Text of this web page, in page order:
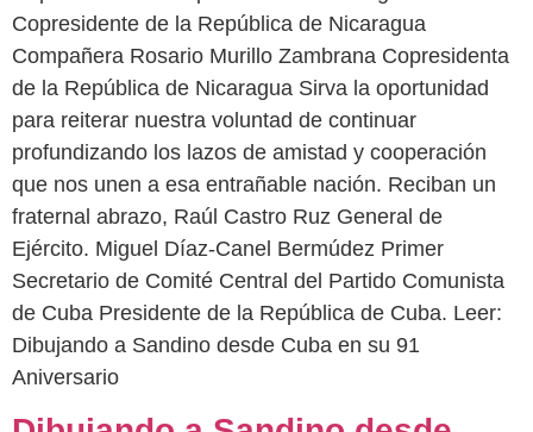
Copresidente de la República de Nicaragua
Compañera Rosario Murillo Zambrana Copresidenta
de la República de Nicaragua Sirva la oportunidad
para reiterar nuestra voluntad de continuar
profundizando los lazos de amistad y cooperación
que nos unen a esa entrañable nación. Reciban un
fraternal abrazo, Raúl Castro Ruz General de
Ejército. Miguel Díaz-Canel Bermúdez Primer
Secretario de Comité Central del Partido Comunista
de Cuba Presidente de la República de Cuba. Leer:
Dibujando a Sandino desde Cuba en su 91
Aniversario